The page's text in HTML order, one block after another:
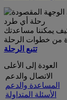
رحلة أي طرد
يمكننا مساعدتك
خطوات الرحلة
تتبع الرحلة
العودة إلى الأعلى
المساعدة والدعم
الأسئلة المتداولة